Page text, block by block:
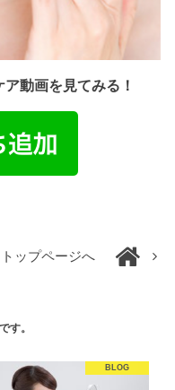
動画を見てみる！
トップページへ
す。
BLOG